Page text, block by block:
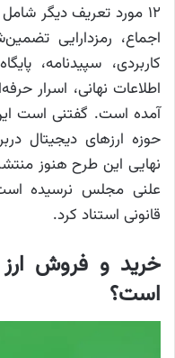
۱۲ مورد تعریف دیگر
اجماع، رمزدارایی
کاربردی، سپیدنامه،
اطلاعات نهانی، اسرار
آمده است. گفتنی است
حوزه ارزهای دیجیتال
نهایی این طرح هنوز
علنی مجلس نرسیده
قانونی استناد کرد.
خرید و فروش ارز
است؟